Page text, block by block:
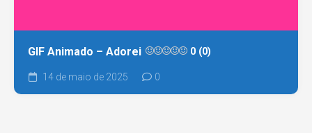
GIF Animado – Adorei 0 (0)
14 de maio de 2025 0